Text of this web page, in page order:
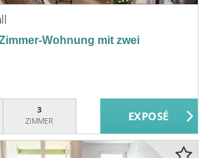
Wohnung mit zwei
3
ZIMMER